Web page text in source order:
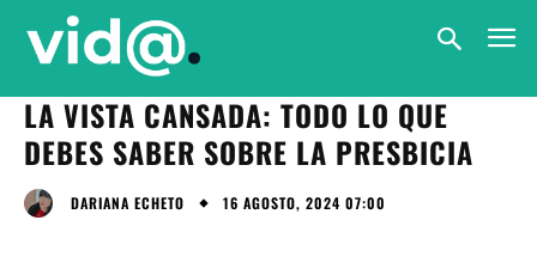
LA VISTA CANSADA: TODO LO QUE
DEBES SABER SOBRE LA PRESBICIA
DARIANA ECHETO 16 AGOSTO, 2024 07:00